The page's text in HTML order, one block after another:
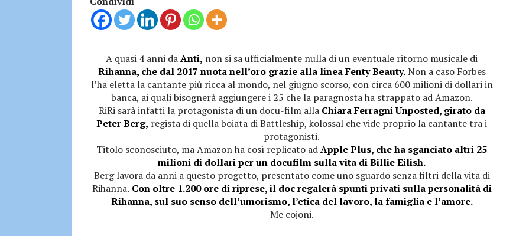
A quasi 4 anni daAnti, non si sa ufficialmente nulla di un eventuale ritorno musicale di
Rihanna, che dal 2017 nuota nell’oro grazie alla linea Fenty Beauty.Non a caso Forbes
l’ha eletta la cantante più ricca al mondo, nel giugno scorso, con circa 600 milioni di dollari in
banca, ai quali bisognerà aggiungere i 25 che la paragnosta ha strappato ad Amazon.
RiRi sarà infatti la protagonista di un docu-film allaChiara Ferragni Unposted, girato da
Peter Berg, regista di quella boiata di Battleship, kolossal che vide proprio la cantante tra i
protagonisti.
Titolo sconosciuto, ma Amazon ha così replicato adApple Plus, che ha sganciato altri 25
milioni di dollari per un docufilm sulla vita di Billie Eilish.
Berg lavora da anni a questo progetto, presentato come uno sguardo senza filtri della vita di
Rihanna. Con oltre 1.200 ore di riprese, il doc regalerà spunti privati ​​sulla personalità di
Rihanna, sul suo senso dell’umorismo, l’etica del lavoro, la famiglia e l’amore.
Me cojoni.